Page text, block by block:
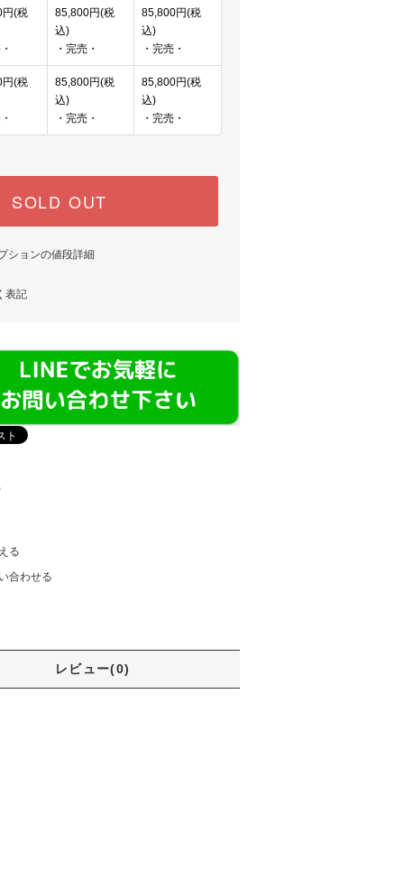
(税
85,800円(税
込)
・完売・
85,800円(税
込)
・完売・
(税
85,800円(税
込)
・完売・
85,800円(税
込)
・完売・
SOLD OUT
ションの値段詳細
表記
る
合わせる
レビュー(0)